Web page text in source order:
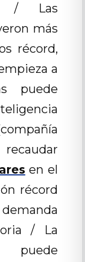
/ Las
más
récord,
a
puede
en el
récord
/ La
puede